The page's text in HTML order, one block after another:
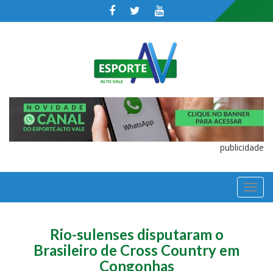
publicidade
Rio-sulenses disputaram o
Brasileiro de Cross Country em
Congonhas